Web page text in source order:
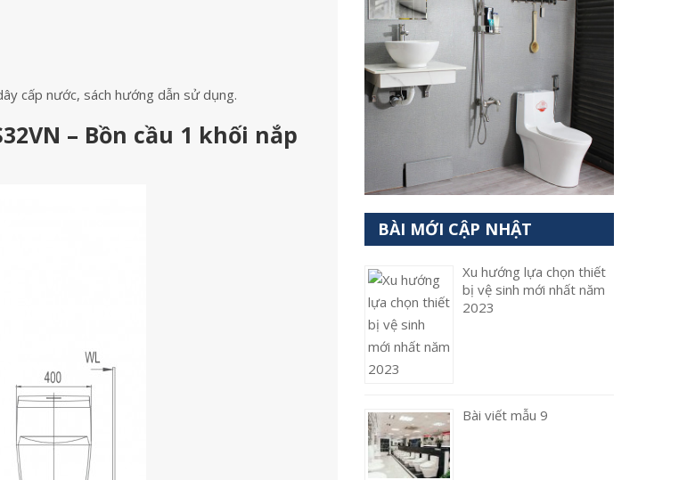
cấp nước, sách hướng dẫn sử dụng.
– Bồn cầu 1 khối nắp
BÀI MỚI CẬP NHẬT
Xu hướng lựa chọn thiết
bị vệ sinh mới nhất năm
2023
Bài viết mẫu 9